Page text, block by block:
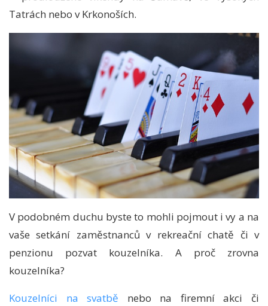
Tatrách nebo v Krkonoších.
V podobném duchu byste to mohli pojmout i vy a na
vaše setkání zaměstnanců v rekreační chatě či v
penzionu pozvat kouzelníka. A proč zrovna
kouzelníka?
Kouzelníci na svatbě nebo na firemní akci či